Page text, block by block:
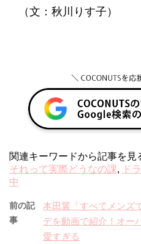
（文：秋川りす子）
関連キーワードから記事を見
それって実際どうなの課, ド
中
前の記
事
本田翼「すべてメンズ
デを動画で紹介！オー
愛すぎる